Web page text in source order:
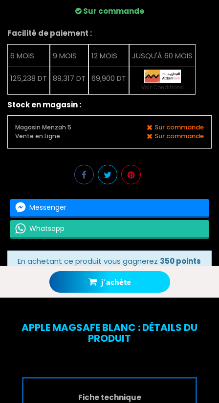
j'achète
Sur commande
Facilité de paiement :
6 MOIS
125,238 DT
9 MOIS
89,317 DT
12 MOIS
69,900 DT
JUSQU'À 60 MOIS
Voir Conditions
Stock en magasin :
Magasin Menzah 5 Sur commande
Vente en Ligne Sur commande
Messenger
Whatsapp
En achetant ce produit vous gagnerez 350 points
bonusgrâce à notre programme de fidélité.
Votre panier totalisera350 points bonus
APPLE MAGSAFE BLANC : DÉTAILS DU
PRODUIT
Fiche technique